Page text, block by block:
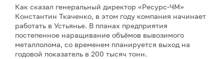
Как сказал генеральный директор «Ресурс-ЧМ»
Константин Ткаченко, в этом году компания начинает
работать в Устьянье. В планах предприятия
постепенное наращивание объёмов вывозимого
металлолома, со временем планируется выход на
годовой показатель в 200 тысяч тонн.